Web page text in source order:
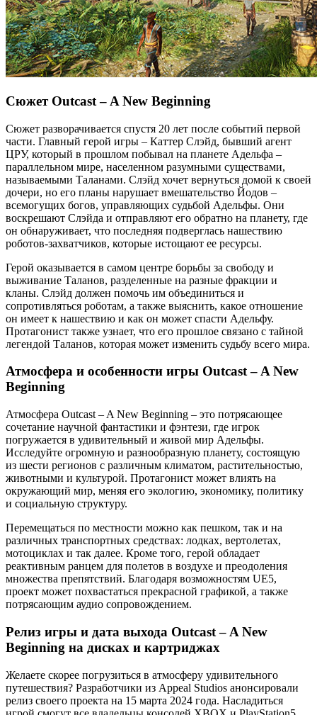
Сюжет Outcast – A New Beginning
Сюжет разворачивается спустя 20 лет после событий первой
части. Главный герой игры – Каттер Слэйд, бывший агент
ЦРУ, который в прошлом побывал на планете Адельфа –
параллельном мире, населенном разумными существами,
называемыми Таланами. Слэйд хочет вернуться домой к своей
дочери, но его планы нарушает вмешательство Йодов –
всемогущих богов, управляющих судьбой Адельфы. Они
воскрешают Слэйда и отправляют его обратно на планету, где
он обнаруживает, что последняя подверглась нашествию
роботов-захватчиков, которые истощают ее ресурсы.
Герой оказывается в самом центре борьбы за свободу и
выживание Таланов, разделенные на разные фракции и
кланы. Слэйд должен помочь им объединиться и
сопротивляться роботам, а также выяснить, какое отношение
он имеет к нашествию и как он может спасти Адельфу.
Протагонист также узнает, что его прошлое связано с тайной
легендой Таланов, которая может изменить судьбу всего мира.
Атмосфера и особенности игры Outcast – A New
Beginning
Атмосфера Outcast – A New Beginning – это потрясающее
сочетание научной фантастики и фэнтези, где игрок
погружается в удивительный и живой мир Адельфы.
Исследуйте огромную и разнообразную планету, состоящую
из шести регионов с различным климатом, растительностью,
животными и культурой. Протагонист может влиять на
окружающий мир, меняя его экологию, экономику, политику
и социальную структуру.
Перемещаться по местности можно как пешком, так и на
различных транспортных средствах: лодках, вертолетах,
мотоциклах и так далее. Кроме того, герой обладает
реактивным ранцем для полетов в воздухе и преодоления
множества препятствий. Благодаря возможностям UE5,
проект может похвастаться прекрасной графикой, а также
потрясающим аудио сопровождением.
Релиз игры и дата выхода Outcast – A New
Beginning на дисках и картриджах
Желаете скорее погрузиться в атмосферу удивительного
путешествия? Разработчики из Appeal Studios анонсировали
релиз своего проекта на 15 марта 2024 года. Насладиться